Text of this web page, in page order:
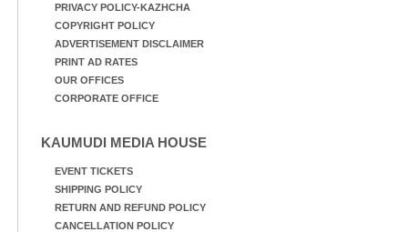
PRIVACY POLICY-KAZHCHA
COPYRIGHT POLICY
ADVERTISEMENT DISCLAIMER
PRINT AD RATES
OUR OFFICES
CORPORATE OFFICE
KAUMUDI MEDIA HOUSE
EVENT TICKETS
SHIPPING POLICY
RETURN AND REFUND POLICY
CANCELLATION POLICY